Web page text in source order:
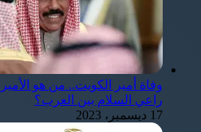
وفاة أمير الكويت.. من هو
راعي السلام بين العرب؟
17 ديسمبر، 2023